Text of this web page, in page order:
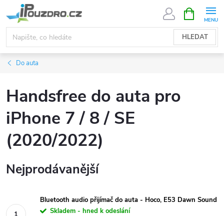
na
obsah
HLEDAT
NÁKUPNÍ
KOŠÍK
Do auta
Handsfree do auta pro
iPhone 7 / 8 / SE
(2020/2022)
Nejprodávanější
Bluetooth audio přijímač do auta - Hoco, E53 Dawn Sound
Skladem - hned k odeslání